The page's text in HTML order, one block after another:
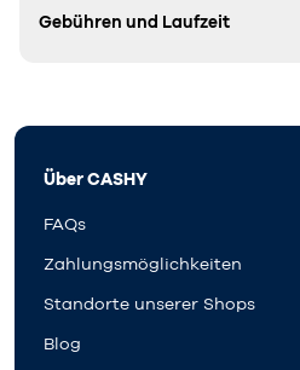
Gebühren und Laufzeit
Über CASHY
FAQs
Zahlungsmöglichkeiten
Standorte unserer Shops
Blog